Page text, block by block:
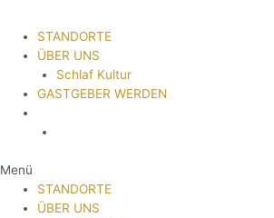
STANDORTE
ÜBER UNS
Schlaf Kultur
GASTGEBER WERDEN
Menü
STANDORTE
ÜBER UNS